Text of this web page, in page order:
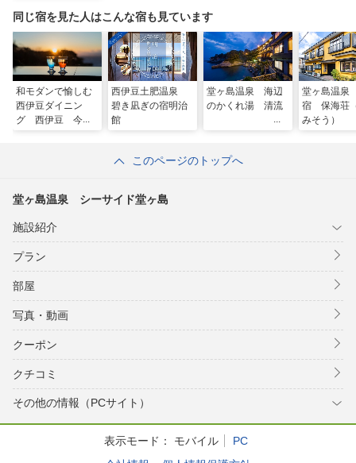
同じ宿を見た人はこんな宿も見ています
和モダンで愉しむ
西伊豆ダイニン
グ 西伊豆 今宵
西伊豆土肥温泉
碧き凪ぎの宿明治
館
堂ヶ島温泉 海辺
のかくれ湯 清流
堂ヶ島温
宿 保海荘
みそう）
このページのトップへ
堂ヶ島温泉 シーサイド堂ヶ島
施設紹介
プラン
部屋
写真・動画
クーポン
クチコミ
その他の情報（PCサイト）
表示モード： モバイル
PC